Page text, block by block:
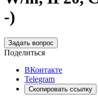
-)
Задать вопрос
Поделиться
ВКонтакте
Telegram
Скопировать ссылку